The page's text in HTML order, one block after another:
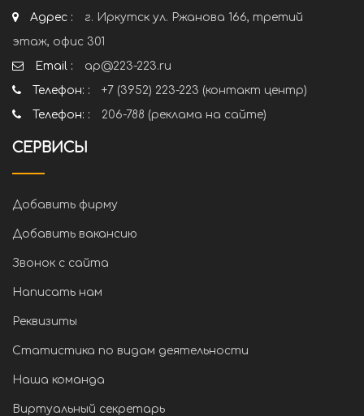
Адрес :
г. Иркутск ул. Ржанова 166, третий
этаж, офис 301
Email :
ap@223-223.ru
Телефон: :
+7 (3952) 223-223 (контакт центр)
Телефон: :
206-788 (реклама на сайте)
СЕРВИСЫ
Добавить фирму
Добавить вакансию
Звонок с сайта
Написать нам
Реквизиты
Статистика по видам деятельности
Наша команда
Виртуальный секретарь